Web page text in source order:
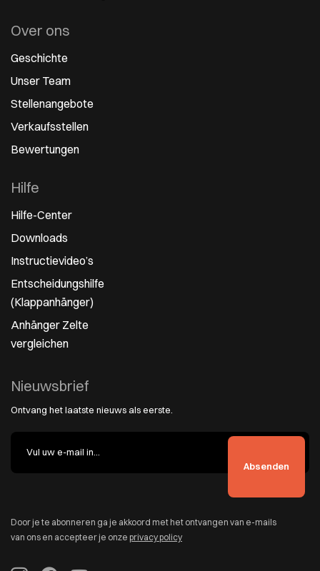
Over ons
Geschichte
Unser Team
Stellenangebote
Verkaufsstellen
Bewertungen
Hilfe
Hilfe-Center
Downloads
Instructievideo’s
Entscheidungshilfe
(Klappanhänger)
Anhänger Zelte
vergleichen
Nieuwsbrief
Ontvang het laatste nieuws als eerste.
Door je te abonneren ga je akkoord met het ontvangen van e-mails
van ons en accepteer je onze privacy policy